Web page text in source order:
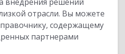
отрасли. Вы можете
содержащему
партнерами